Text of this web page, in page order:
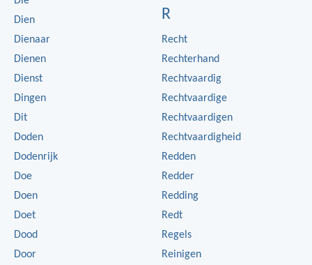
Dien
Dienaar
Dienen
Dienst
Dingen
Dit
Doden
Dodenrijk
Doe
Doen
Doet
Dood
Door
R
Recht
Rechterhand
Rechtvaardig
Rechtvaardige
Rechtvaardigen
Rechtvaardigheid
Redden
Redder
Redding
Redt
Regels
Reinigen